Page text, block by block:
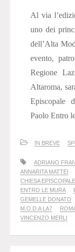
Al via
uno dei
dell’Alta
evento,
Regione
Altaroma,
Episcopale
Paolo Entro
IN BREVE
ADRIANO
ANNARITA MATTEI
CHIESA
ENTRO LE MURA
GEMELLE DONATO
M.O.D.A LA7
VINCENZO MERLI